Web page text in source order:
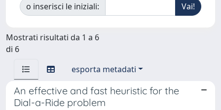
o inserisci le iniziali:
Mostrati risultati da 1 a 6
di 6
esporta metadati
An effective and fast heuristic for the
Dial-a-Ride problem